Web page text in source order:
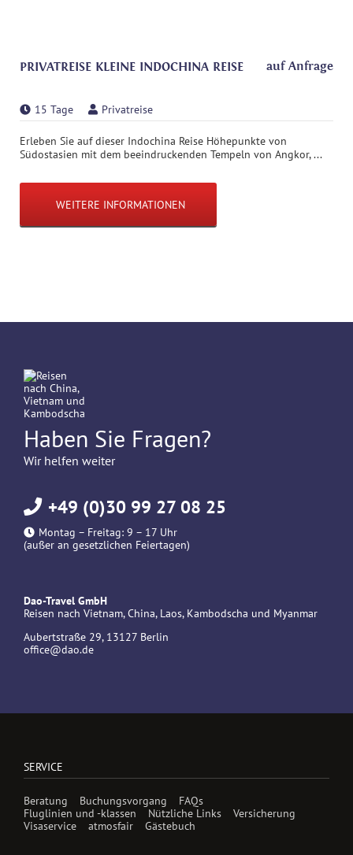
PRIVATREISE KLEINE INDOCHINA REISE auf Anfrage
15 Tage Privatreise
Erleben Sie auf dieser Indochina Reise Höhepunkte von
Südostasien mit dem beeindruckenden Tempeln von Angkor, ...
WEITERE INFORMATIONEN
Haben Sie Fragen?
Wir helfen weiter
+49 (0)30 99 27 08 25
Montag – Freitag: 9 – 17 Uhr
(außer an gesetzlichen Feiertagen)
Dao-Travel GmbH
Reisen nach Vietnam, China, Laos, Kambodscha und Myanmar
Aubertstraße 29, 13127 Berlin
office@dao.de
SERVICE
Beratung Buchungsvorgang
FAQs
Fluglinien und -klassen
Nützliche Links
Versicherung
Visaservice
atmosfair Gästebuch